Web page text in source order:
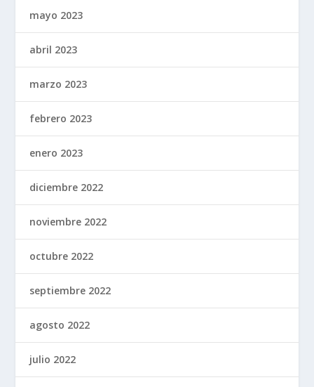
mayo 2023
abril 2023
marzo 2023
febrero 2023
enero 2023
diciembre 2022
noviembre 2022
octubre 2022
septiembre 2022
agosto 2022
julio 2022